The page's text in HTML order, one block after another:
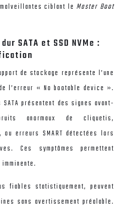
ciblant le Master Boot
SATA et SSD NVMe :
de stockage représente l’une
l’erreur « No bootable device ».
présentent des signes avant-
anormaux de cliquetis,
erreurs SMART détectées lors
Ces symptômes permettent
fiables statistiquement, peuvent
sans avertissement préalable.